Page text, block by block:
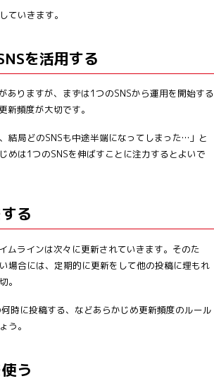
ていきます。
を活用する
ありますが、まずは1つのSNSから運用を開始する
新頻度が大切です。
結局どのSNSも中途半端になってしまった…」と
めは1つのSNSを伸ばすことに注力するとよいで
る
ムラインは次々に更新されていきます。そのた
場合には、定期的に更新をして他の投稿に埋もれ
。
時に投稿する、などあらかじめ更新頻度のルール
う。
う